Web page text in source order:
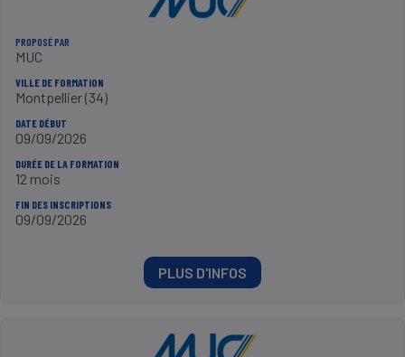
PROPOSÉ PAR
MUC
VILLE DE FORMATION
Montpellier (34)
DATE DÉBUT
09/09/2026
DURÉE DE LA FORMATION
12 mois
FIN DES INSCRIPTIONS
09/09/2026
PLUS D'INFOS